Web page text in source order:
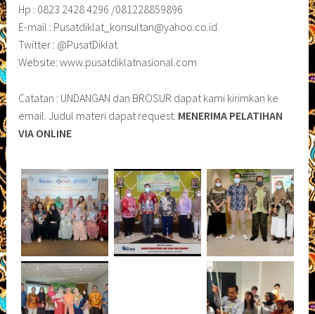
Hp : 0823 2428 4296 /081228859896
E-mail : Pusatdiklat_konsultan@yahoo.co.id
Twitter : @PusatDiklat
Website: www.pusatdiklatnasional.com
Catatan : UNDANGAN dan BROSUR dapat kami kirimkan ke
email. Judul materi dapat request. MENERIMA PELATIHAN
VIA ONLINE